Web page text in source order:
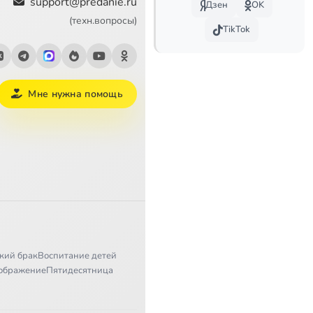
(техн.вопросы)
Мне нужна помощь
бракВоспитание детей
Пятидесятница
Дзен
OK
TikTok